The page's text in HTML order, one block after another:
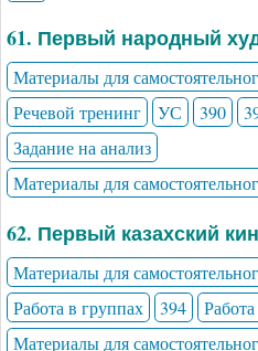
61. Первый народный
Материалы для
Речевой тренинг
УС 390
Задание на анализ
Материалы для
62. Первый казахский
Материалы для
Работа в группах
394
Материалы для